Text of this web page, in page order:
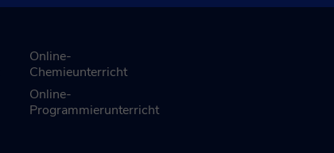
Online-
Chemieunterricht
Online-
Programmierunterricht